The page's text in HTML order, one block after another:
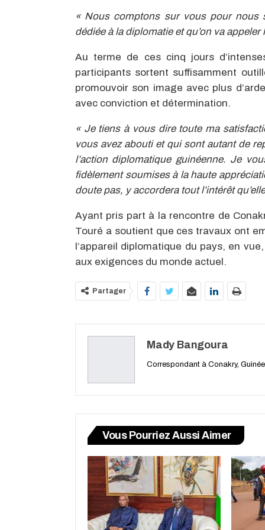
« Nous comptons sur vous pour nous
dédiée à la diplomatie et qu’on va
Au terme de ces cinq jours
participants sortent suffisamment
promouvoir son image avec plus
avec conviction et détermination.
« Je tiens à vous dire toute ma
vous avez abouti et qui sont autant de
l’action diplomatique guinéenne. Je
fidèlement soumises à la haute
doute pas, y accordera tout l’intérêt
Ayant pris part à la rencontre de
Touré a soutient que ces travaux ont
l’appareil diplomatique du pays, en
aux exigences du monde actuel.
Partager
Mady Bangoura
Correspondant à Conakry, Guinée
Vous Pourriez Aussi Aimer